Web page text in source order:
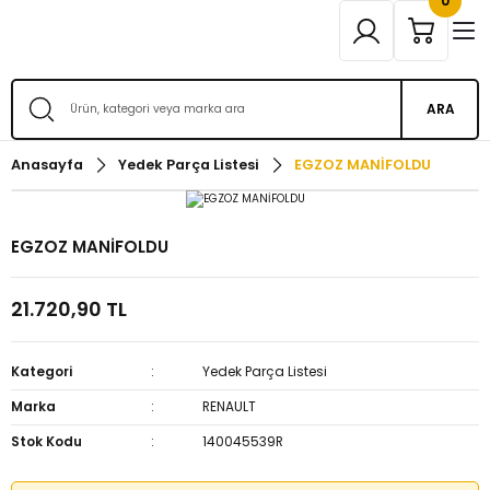
ARA
Anasayfa Yedek Parça Listesi EGZOZ MANİFOLDU
EGZOZ MANİFOLDU
21.720,90 TL
Kategori
Yedek Parça Listesi
Marka
RENAULT
Stok Kodu
140045539R